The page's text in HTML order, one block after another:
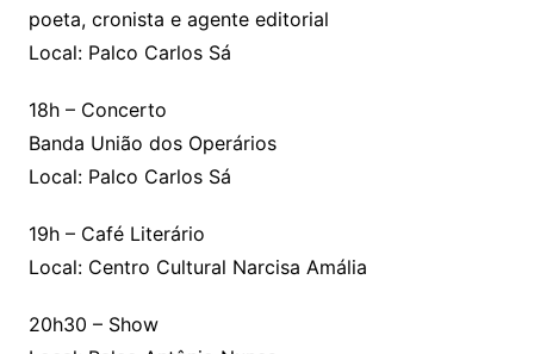
poeta, cronista e agente editorial
Local: Palco Carlos Sá
18h – Concerto
Banda União dos Operários
Local: Palco Carlos Sá
19h – Café Literário
Local: Centro Cultural Narcisa Amália
20h30 – Show